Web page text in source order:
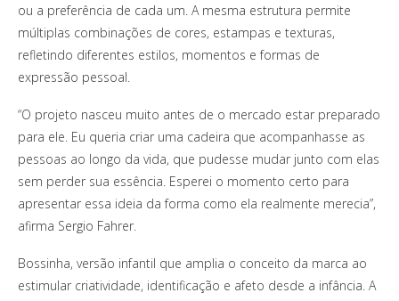
ou a preferência de cada um. A mesma estrutura permite
múltiplas combinações de cores, estampas e texturas,
refletindo diferentes estilos, momentos e formas de
expressão pessoal.
“O projeto nasceu muito antes de o mercado estar preparado
para ele. Eu queria criar uma cadeira que acompanhasse as
pessoas ao longo da vida, que pudesse mudar junto com elas
sem perder sua essência. Esperei o momento certo para
apresentar essa ideia da forma como ela realmente merecia”,
afirma Sergio Fahrer.
Bossinha, versão infantil que amplia o conceito da marca ao
estimular criatividade, identificação e afeto desde a infância. A